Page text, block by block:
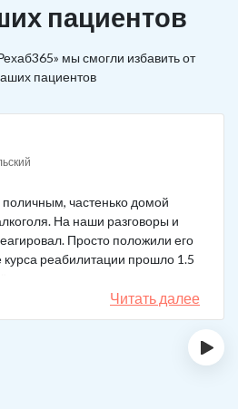
пациентов
мы смогли избавить от
пациентов
частенько домой
На наши разговоры и
Просто положили его
курса реабилитации прошло 1.5
Читать далее
›